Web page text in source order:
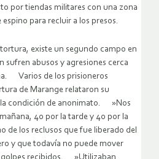
por tiendas militares con una zona
para recluir a los presos.
existe un segundo campo en
sufren abusos y agresiones cerca
Varios de los prisioneros
de Marange relataron su
la condición de anonimato. »Nos
40 por la tarde y 40 por la
de los reclusos que fue liberado del
y que todavía no puede mover